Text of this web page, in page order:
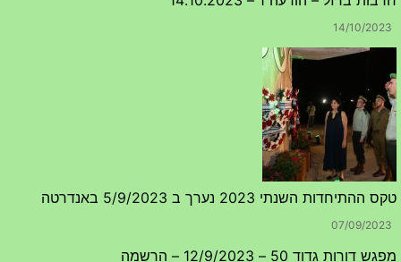
טקס ההתיחדות השנתי 2023 נערך ב 5/9/2023 באנדרטה
07/09/2023
מפגש דורות גדוד 50 – 12/9/2023 – הרשמה
20/07/2023